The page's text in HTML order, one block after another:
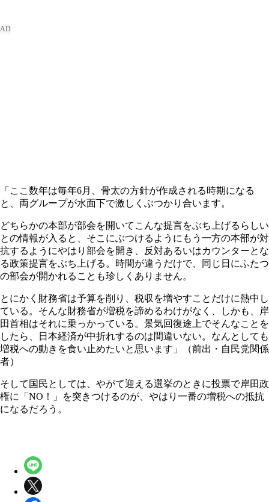
「ここ数年は毎年6月、骨太の方針が作成される時期になる
と、両グループが水面下で激しくぶつかり合います。
どちらかの本部が部会を開いてこんな提言をぶち上げるらしい
との情報が入ると、そこにぶつけるようにもう一方の本部が対
抗するようにやはり部会を開き、反対あるいはカウンターとな
る政策提言をぶち上げる。時間が違うだけで、同じ日にふたつ
の部会が開かれることも珍しくありません。
とにかく財務省は予算を削り、税収を増やすことだけに熱中し
ている。そんな財務省が増税を諦めるわけがなく、しかも、岸
田首相はそれに乗っかっている。景気回復途上でそんなことを
したら、日本経済が中折れするのは間違いない。なんとしても
増税への動きを食い止めたいと思います」（前出・自民党関係
者）
そして国民としては、やがて迎える選挙のときに投票で岸田政
権に「NO！」を突きつけるのが、やはり一番の増税への抵抗
になるだろう。